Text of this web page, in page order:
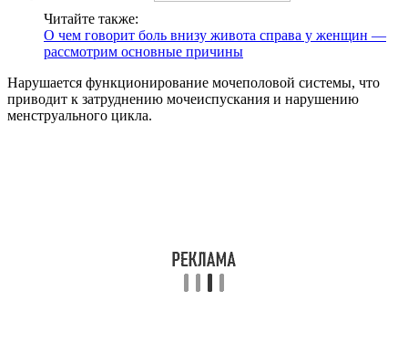
Читайте также:
О чем говорит боль внизу живота справа у женщин —
рассмотрим основные причины
Нарушается функционирование мочеполовой системы, что
приводит к затруднению мочеиспускания и нарушению
менструального цикла.